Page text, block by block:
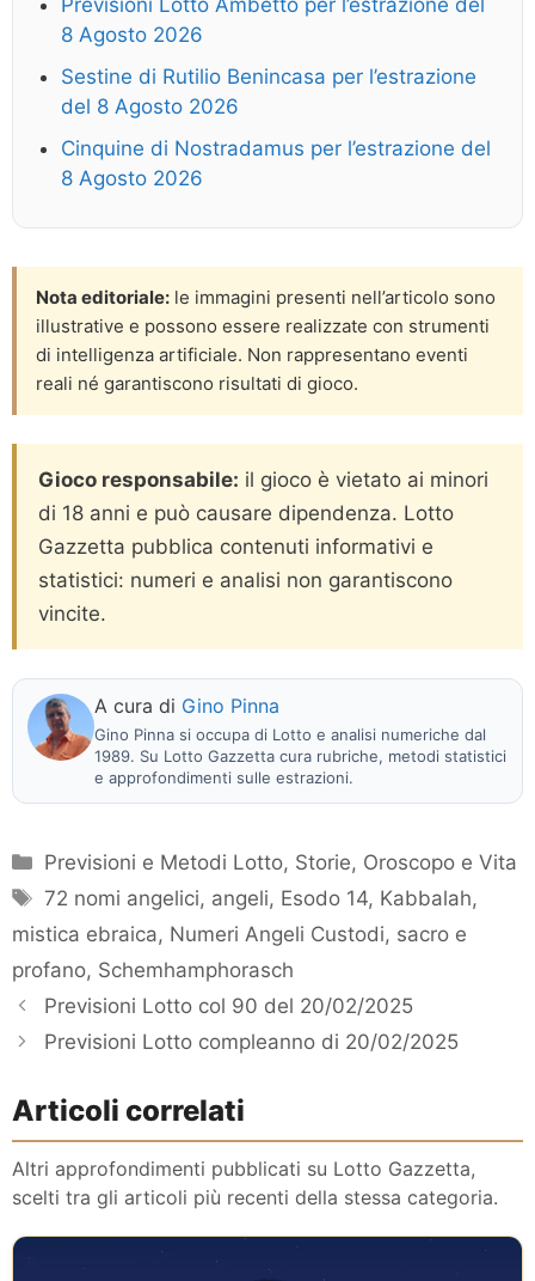
8 Agosto 2026
Sestine di Rutilio Benincasa per l’estrazione
del 8 Agosto 2026
Cinquine di Nostradamus per l’estrazione del
8 Agosto 2026
Nota editoriale: le immagini presenti nell’articolo sono
illustrative e possono essere realizzate con strumenti
di intelligenza artificiale. Non rappresentano eventi
reali né garantiscono risultati di gioco.
Gioco responsabile: il gioco è vietato ai minori
di 18 anni e può causare dipendenza. Lotto
Gazzetta pubblica contenuti informativi e
statistici: numeri e analisi non garantiscono
vincite.
A cura di Gino Pinna
Gino Pinna si occupa di Lotto e analisi numeriche dal
1989. Su Lotto Gazzetta cura rubriche, metodi statistici
e approfondimenti sulle estrazioni.
Categorie
Previsioni e Metodi Lotto, Storie, Oroscopo e Vita
Tag
72 nomi angelici, angeli, Esodo 14, Kabbalah,
mistica ebraica, Numeri Angeli Custodi, sacro e
profano, Schemhamphorasch
Previsioni Lotto col 90 del 20/02/2025
Previsioni Lotto compleanno di 20/02/2025
Articoli correlati
Altri approfondimenti pubblicati su Lotto Gazzetta,
scelti tra gli articoli più recenti della stessa categoria.